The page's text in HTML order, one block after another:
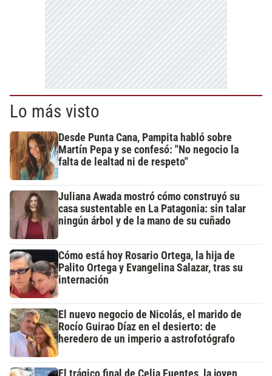
Lo más visto
Desde Punta Cana, Pampita habló sobre
Martín Pepa y se confesó: "No negocio la
falta de lealtad ni de respeto"
Juliana Awada mostró cómo construyó su
casa sustentable en La Patagonia: sin talar
ningún árbol y de la mano de su cuñado
Cómo está hoy Rosario Ortega, la hija de
Palito Ortega y Evangelina Salazar, tras su
internación
El nuevo negocio de Nicolás, el marido de
Rocío Guirao Díaz en el desierto: de
heredero de un imperio a astrofotógrafo
El trágico final de Celia Fuentes, la joven